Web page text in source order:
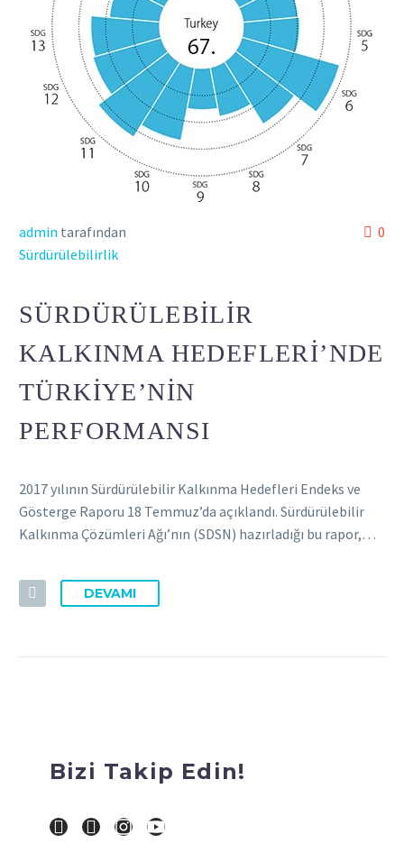
0
admin tarafından
Sürdürülebilirlik
SÜRDÜRÜLEBILIR
KALKINMA HEDEFLERI’NDE
TÜRKIYE’NIN
PERFORMANSI
2017 yılının Sürdürülebilir Kalkınma Hedefleri Endeks ve
Gösterge Raporu 18 Temmuz’da açıklandı. Sürdürülebilir
Kalkınma Çözümleri Ağı’nın (SDSN) hazırladığı bu rapor,…
DEVAMI
Bizi Takip Edin!